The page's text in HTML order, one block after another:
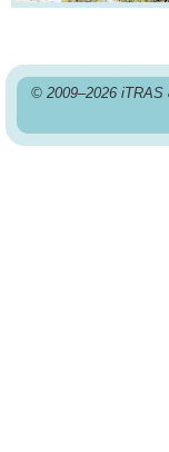
© 2009–2026 iTRAS